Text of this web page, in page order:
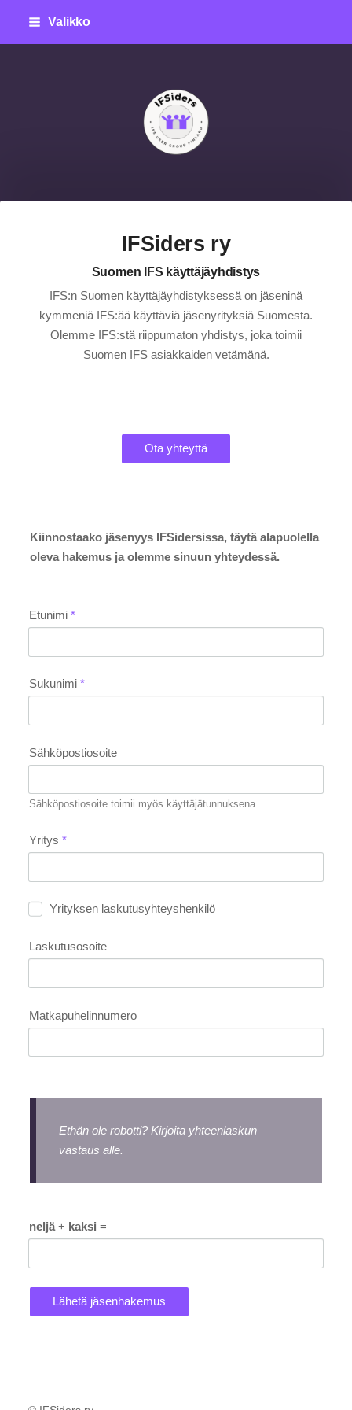
Siirry
Valikko
IFSiders ry
IFSiders ry
Suomen IFS käyttäjäyhdistys
IFS:n Suomen käyttäjäyhdistyksessä on jäseninä
kymmeniä IFS:ää käyttäviä jäsenyrityksiä Suomesta.
Olemme IFS:stä riippumaton yhdistys, joka toimii
Suomen IFS asiakkaiden vetämänä.
Ota yhteyttä
Kiinnostaako jäsenyys IFSidersissa, täytä alapuolella
oleva hakemus ja olemme sinuun yhteydessä.
Etunimi *
Sukunimi *
Sähköpostiosoite
Sähköpostiosoite toimii myös käyttäjätunnuksena.
Yritys *
Yrityksen laskutusyhteyshenkilö
Laskutusosoite
Matkapuhelinnumero
Ethän ole robotti? Kirjoita yhteenlaskun
vastaus alle.
neljä + kaksi =
Lähetä jäsenhakemus